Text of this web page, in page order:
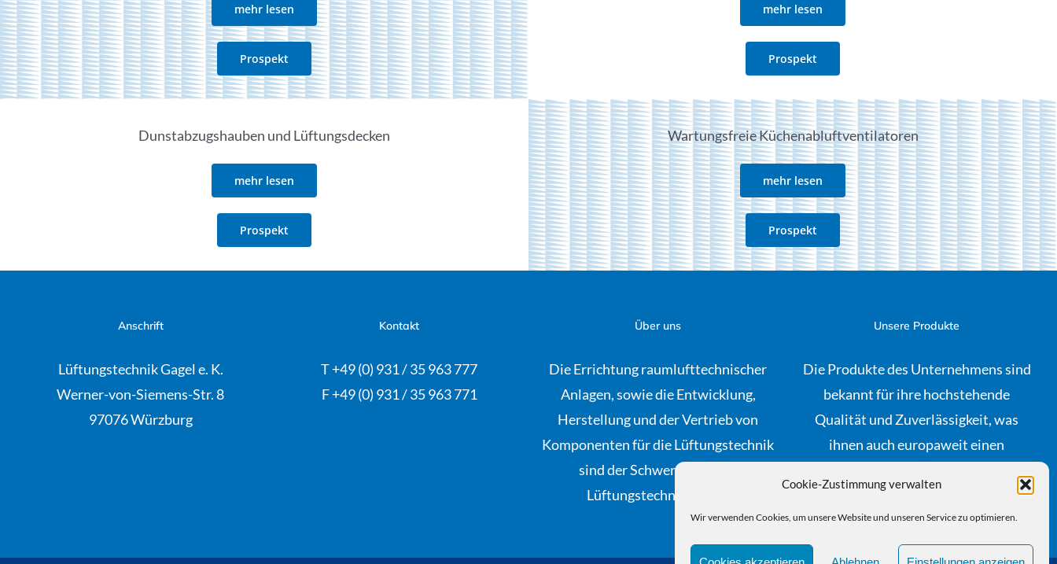
Cookie-Zustimmung verwalten
Wir verwenden Cookies, um unsere Website und unseren Service zu optimieren.
mehr lesen
Prospekt
mehr lesen
Prospekt
Dunstabzugshauben und Lüftungsdecken
mehr lesen
Prospekt
Wartungsfreie Küchenabluftventilatoren
mehr lesen
Prospekt
Anschrift
Lüftungstechnik Gagel e. K.
Werner-von-Siemens-Str. 8
97076 Würzburg
Kontakt
T +49 (0) 931 / 35 963 777
F +49 (0) 931 / 35 963 771
Über uns
Die Errichtung raumlufttechnischer
Anlagen, sowie die Entwicklung,
Herstellung und der Vertrieb von
Komponenten für die Lüftungstechnik
sind der Schwerpunkt von
Lüftungstechnik-Gagel.
Unsere Produkte
Die Produkte des Unternehmens sind
bekannt für ihre hochstehende
Qualität und Zuverlässigkeit, was
ihnen auch europaweit einen